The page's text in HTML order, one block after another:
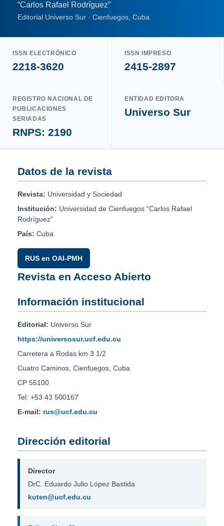
“Carlos Rafael Rodríguez”
Editorial Universo Sur · Cienfuegos, Cuba
ISSN ELECTRÓNICO
2218-3620
ISSN IMPRESO
2415-2897
REGISTRO NACIONAL DE
PUBLICACIONES
SERIADAS
RNPS: 2190
ENTIDAD EDITORA
Universo Sur
Datos de la revista
Revista: Universidad y Sociedad
Institución: Universidad de Cienfuegos “Carlos Rafael
Rodríguez”
País: Cuba
RUS en OAI-PMH
Revista en Acceso Abierto
Información institucional
Editorial: Universo Sur
https://universosur.ucf.edu.cu
Carretera a Rodas km 3 1/2
Cuatro Caminos, Cienfuegos, Cuba
CP 55100
Tel: +53 43 500167
E-mail: rus@ucf.edu.cu
Dirección editorial
Director
DrC. Eduardo Julio López Bastida
kuten@ucf.edu.cu